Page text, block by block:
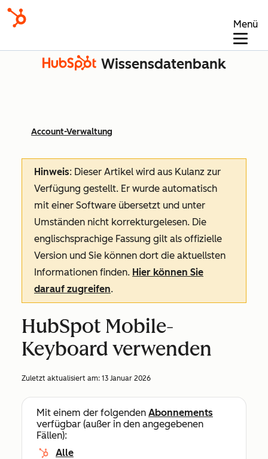
Menü
Wissensdatenbank
Account-Verwaltung
Hinweis: Dieser Artikel wird aus Kulanz zur
Verfügung gestellt. Er wurde automatisch
mit einer Software übersetzt und unter
Umständen nicht korrekturgelesen. Die
englischsprachige Fassung gilt als offizielle
Version und Sie können dort die aktuellsten
Informationen finden. Hier können Sie
darauf zugreifen.
HubSpot Mobile-
Keyboard verwenden
Zuletzt aktualisiert am: 13 Januar 2026
Mit einem der folgenden Abonnements
verfügbar (außer in den angegebenen
Fällen):
Alle